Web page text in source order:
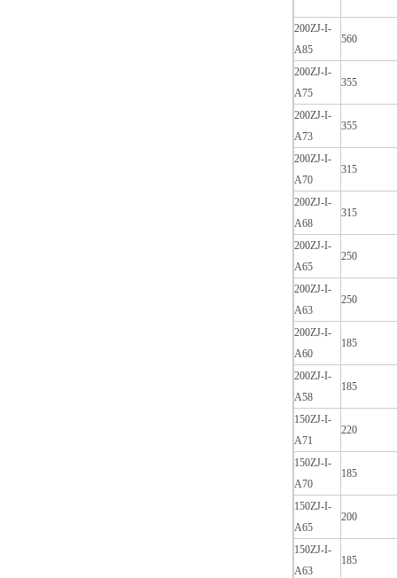
200ZJ-I-
A85
560
200ZJ-I-
A75
355
200ZJ-I-
A73
355
200ZJ-I-
A70
315
200ZJ-I-
A68
315
200ZJ-I-
A65
250
200ZJ-I-
A63
250
200ZJ-I-
A60
185
200ZJ-I-
A58
185
150ZJ-I-
A71
220
150ZJ-I-
A70
185
150ZJ-I-
A65
200
150ZJ-I-
A63
185